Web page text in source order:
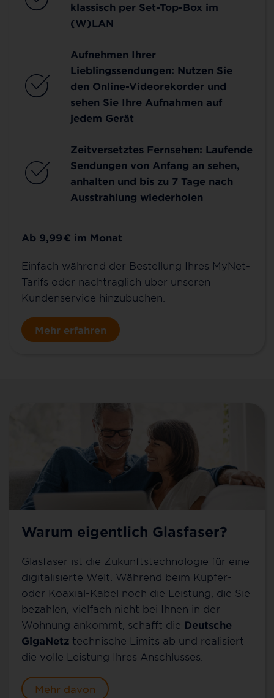
klassisch per Set-Top-Box im
(W)LAN
Aufnehmen Ihrer
Lieblingssendungen: Nutzen Sie
den Online-Videorekorder und
sehen Sie Ihre Aufnahmen auf
jedem Gerät
Zeitversetztes Fernsehen: Laufende
Sendungen von Anfang an sehen,
anhalten und bis zu 7 Tage nach
Ausstrahlung wiederholen
Ab 9,99 € im Monat
Einfach während der Bestellung Ihres MyNet-
Tarifs oder nachträglich über unseren
Kundenservice hinzubuchen.
Mehr erfahren
Warum eigentlich Glasfaser?
Glasfaser ist die Zukunftstechnologie für eine
digitalisierte Welt. Während beim Kupfer-
oder Koaxial-Kabel noch die Leistung, die Sie
bezahlen, vielfach nicht bei Ihnen in der
Wohnung ankommt, schafft die Deutsche
GigaNetz technische Limits ab und realisiert
die volle Leistung Ihres Anschlusses.
Mehr davon